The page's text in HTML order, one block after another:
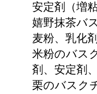
安定剤（増
嬉野抹茶バ
麦粉、乳化
米粉のバス
剤、安定剤
栗のバスク